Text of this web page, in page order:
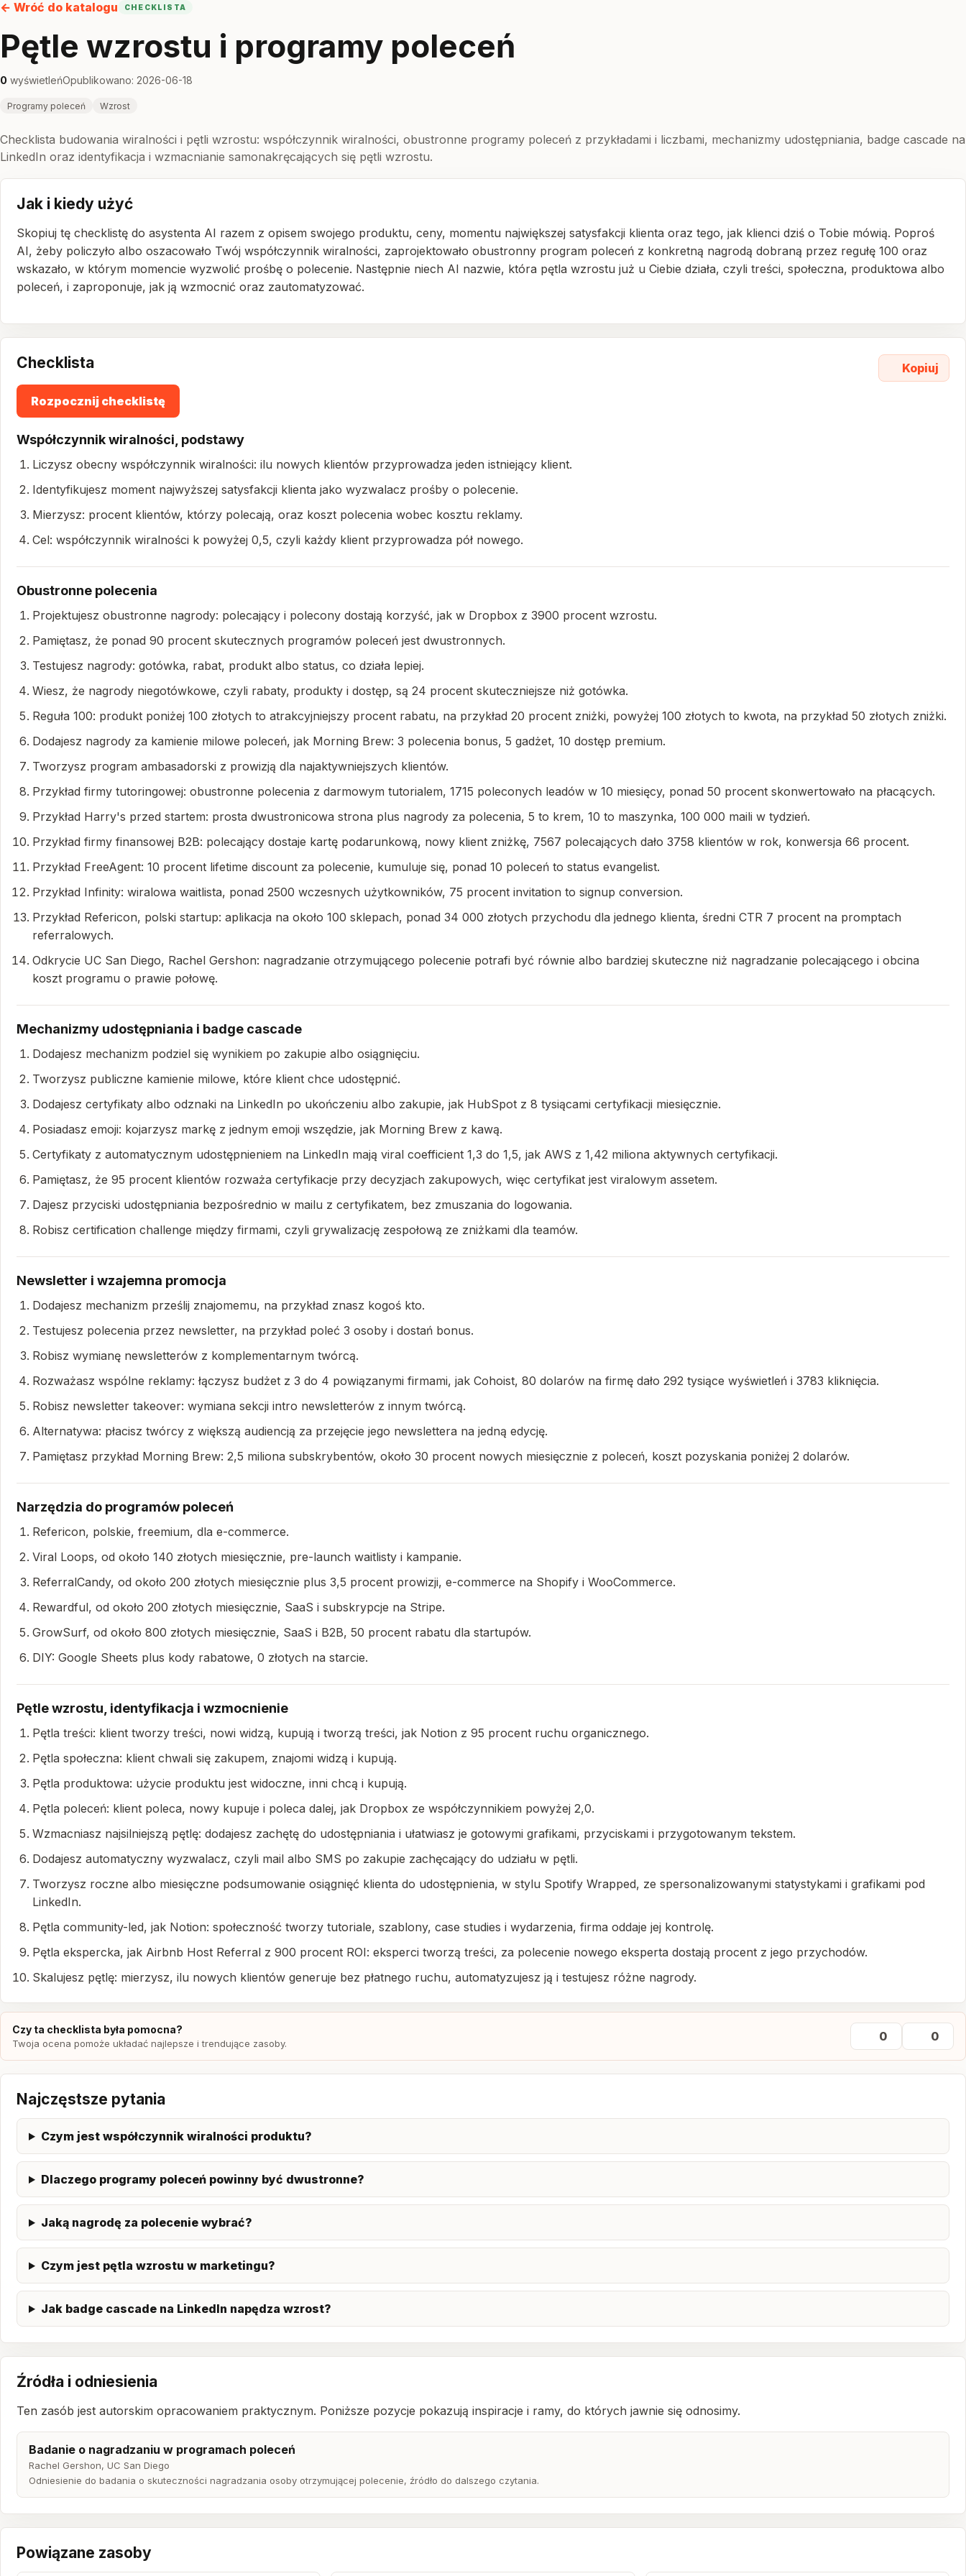
← Wróć do katalogu CHECKLISTA
Pętle wzrostu i programy poleceń
0 wyświetleńOpublikowano: 2026-06-18
Programy poleceń Wzrost
Checklista budowania wiralności i pętli wzrostu: współczynnik wiralności, obustronne programy poleceń z przykładami i liczbami, mechanizmy udostępniania, badge cascade na
LinkedIn oraz identyfikacja i wzmacnianie samonakręcających się pętli wzrostu.
Jak i kiedy użyć
Skopiuj tę checklistę do asystenta AI razem z opisem swojego produktu, ceny, momentu największej satysfakcji klienta oraz tego, jak klienci dziś o Tobie mówią. Poproś
AI, żeby policzyło albo oszacowało Twój współczynnik wiralności, zaprojektowało obustronny program poleceń z konkretną nagrodą dobraną przez regułę 100 oraz
wskazało, w którym momencie wyzwolić prośbę o polecenie. Następnie niech AI nazwie, która pętla wzrostu już u Ciebie działa, czyli treści, społeczna, produktowa albo
poleceń, i zaproponuje, jak ją wzmocnić oraz zautomatyzować.
Checklista Kopiuj
Rozpocznij checklistę
Współczynnik wiralności, podstawy
Liczysz obecny współczynnik wiralności: ilu nowych klientów przyprowadza jeden istniejący klient.
Identyfikujesz moment najwyższej satysfakcji klienta jako wyzwalacz prośby o polecenie.
Mierzysz: procent klientów, którzy polecają, oraz koszt polecenia wobec kosztu reklamy.
Cel: współczynnik wiralności k powyżej 0,5, czyli każdy klient przyprowadza pół nowego.
Obustronne polecenia
Projektujesz obustronne nagrody: polecający i polecony dostają korzyść, jak w Dropbox z 3900 procent wzrostu.
Pamiętasz, że ponad 90 procent skutecznych programów poleceń jest dwustronnych.
Testujesz nagrody: gotówka, rabat, produkt albo status, co działa lepiej.
Wiesz, że nagrody niegotówkowe, czyli rabaty, produkty i dostęp, są 24 procent skuteczniejsze niż gotówka.
Reguła 100: produkt poniżej 100 złotych to atrakcyjniejszy procent rabatu, na przykład 20 procent zniżki, powyżej 100 złotych to kwota, na przykład 50 złotych zniżki.
Dodajesz nagrody za kamienie milowe poleceń, jak Morning Brew: 3 polecenia bonus, 5 gadżet, 10 dostęp premium.
Tworzysz program ambasadorski z prowizją dla najaktywniejszych klientów.
Przykład firmy tutoringowej: obustronne polecenia z darmowym tutorialem, 1715 poleconych leadów w 10 miesięcy, ponad 50 procent skonwertowało na płacących.
Przykład Harry's przed startem: prosta dwustronicowa strona plus nagrody za polecenia, 5 to krem, 10 to maszynka, 100 000 maili w tydzień.
Przykład firmy finansowej B2B: polecający dostaje kartę podarunkową, nowy klient zniżkę, 7567 polecających dało 3758 klientów w rok, konwersja 66 procent.
Przykład FreeAgent: 10 procent lifetime discount za polecenie, kumuluje się, ponad 10 poleceń to status evangelist.
Przykład Infinity: wiralowa waitlista, ponad 2500 wczesnych użytkowników, 75 procent invitation to signup conversion.
Przykład Refericon, polski startup: aplikacja na około 100 sklepach, ponad 34 000 złotych przychodu dla jednego klienta, średni CTR 7 procent na promptach
referralowych.
Odkrycie UC San Diego, Rachel Gershon: nagradzanie otrzymującego polecenie potrafi być równie albo bardziej skuteczne niż nagradzanie polecającego i obcina
koszt programu o prawie połowę.
Mechanizmy udostępniania i badge cascade
Dodajesz mechanizm podziel się wynikiem po zakupie albo osiągnięciu.
Tworzysz publiczne kamienie milowe, które klient chce udostępnić.
Dodajesz certyfikaty albo odznaki na LinkedIn po ukończeniu albo zakupie, jak HubSpot z 8 tysiącami certyfikacji miesięcznie.
Posiadasz emoji: kojarzysz markę z jednym emoji wszędzie, jak Morning Brew z kawą.
Certyfikaty z automatycznym udostępnieniem na LinkedIn mają viral coefficient 1,3 do 1,5, jak AWS z 1,42 miliona aktywnych certyfikacji.
Pamiętasz, że 95 procent klientów rozważa certyfikacje przy decyzjach zakupowych, więc certyfikat jest viralowym assetem.
Dajesz przyciski udostępniania bezpośrednio w mailu z certyfikatem, bez zmuszania do logowania.
Robisz certification challenge między firmami, czyli grywalizację zespołową ze zniżkami dla teamów.
Newsletter i wzajemna promocja
Dodajesz mechanizm prześlij znajomemu, na przykład znasz kogoś kto.
Testujesz polecenia przez newsletter, na przykład poleć 3 osoby i dostań bonus.
Robisz wymianę newsletterów z komplementarnym twórcą.
Rozważasz wspólne reklamy: łączysz budżet z 3 do 4 powiązanymi firmami, jak Cohoist, 80 dolarów na firmę dało 292 tysiące wyświetleń i 3783 kliknięcia.
Robisz newsletter takeover: wymiana sekcji intro newsletterów z innym twórcą.
Alternatywa: płacisz twórcy z większą audiencją za przejęcie jego newslettera na jedną edycję.
Pamiętasz przykład Morning Brew: 2,5 miliona subskrybentów, około 30 procent nowych miesięcznie z poleceń, koszt pozyskania poniżej 2 dolarów.
Narzędzia do programów poleceń
Refericon, polskie, freemium, dla e-commerce.
Viral Loops, od około 140 złotych miesięcznie, pre-launch waitlisty i kampanie.
ReferralCandy, od około 200 złotych miesięcznie plus 3,5 procent prowizji, e-commerce na Shopify i WooCommerce.
Rewardful, od około 200 złotych miesięcznie, SaaS i subskrypcje na Stripe.
GrowSurf, od około 800 złotych miesięcznie, SaaS i B2B, 50 procent rabatu dla startupów.
DIY: Google Sheets plus kody rabatowe, 0 złotych na starcie.
Pętle wzrostu, identyfikacja i wzmocnienie
Pętla treści: klient tworzy treści, nowi widzą, kupują i tworzą treści, jak Notion z 95 procent ruchu organicznego.
Pętla społeczna: klient chwali się zakupem, znajomi widzą i kupują.
Pętla produktowa: użycie produktu jest widoczne, inni chcą i kupują.
Pętla poleceń: klient poleca, nowy kupuje i poleca dalej, jak Dropbox ze współczynnikiem powyżej 2,0.
Wzmacniasz najsilniejszą pętlę: dodajesz zachętę do udostępniania i ułatwiasz je gotowymi grafikami, przyciskami i przygotowanym tekstem.
Dodajesz automatyczny wyzwalacz, czyli mail albo SMS po zakupie zachęcający do udziału w pętli.
Tworzysz roczne albo miesięczne podsumowanie osiągnięć klienta do udostępnienia, w stylu Spotify Wrapped, ze spersonalizowanymi statystykami i grafikami pod
LinkedIn.
Pętla community-led, jak Notion: społeczność tworzy tutoriale, szablony, case studies i wydarzenia, firma oddaje jej kontrolę.
Pętla ekspercka, jak Airbnb Host Referral z 900 procent ROI: eksperci tworzą treści, za polecenie nowego eksperta dostają procent z jego przychodów.
Skalujesz pętlę: mierzysz, ilu nowych klientów generuje bez płatnego ruchu, automatyzujesz ją i testujesz różne nagrody.
Czy ta checklista była pomocna?
Twoja ocena pomoże układać najlepsze i trendujące zasoby. 0 0
Najczęstsze pytania
Czym jest współczynnik wiralności produktu?
Dlaczego programy poleceń powinny być dwustronne?
Jaką nagrodę za polecenie wybrać?
Czym jest pętla wzrostu w marketingu?
Jak badge cascade na LinkedIn napędza wzrost?
Źródła i odniesienia
Ten zasób jest autorskim opracowaniem praktycznym. Poniższe pozycje pokazują inspiracje i ramy, do których jawnie się odnosimy.
Badanie o nagradzaniu w programach poleceń
Rachel Gershon, UC San Diego
Odniesienie do badania o skuteczności nagradzania osoby otrzymującej polecenie, źródło do dalszego czytania.
Powiązane zasoby